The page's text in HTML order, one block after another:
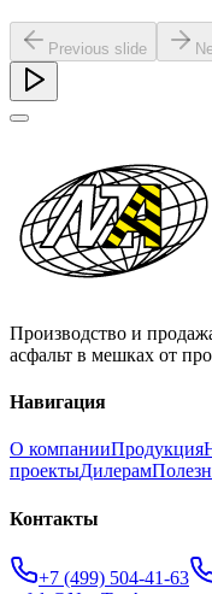
Previous slide
Производство и
асфальт в мешках от
Навигация
О компанииПродукция
проектыДилерам
Контакты
+7 (499) 504-41-63